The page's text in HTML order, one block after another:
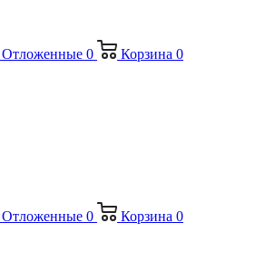
Отложенные 0 Корзина 0
Отложенные 0 Корзина 0